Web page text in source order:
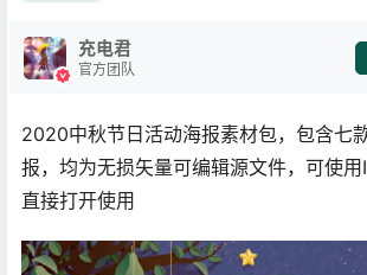
充电君
官方团队
2020中秋节日活动海报素材包，包含七
报，均为无损矢量可编辑源文件，可使
直接打开使用